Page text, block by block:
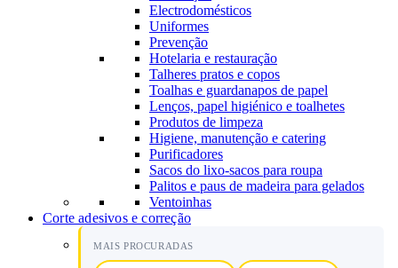
Electrodomésticos
Uniformes
Prevenção
Hotelaria e restauração
Talheres pratos e copos
Toalhas e guardanapos de papel
Lenços, papel higiénico e toalhetes
Produtos de limpeza
Higiene, manutenção e catering
Purificadores
Sacos do lixo-sacos para roupa
Palitos e paus de madeira para gelados
Ventoinhas
Corte adesivos e correção
MAIS PROCURADAS